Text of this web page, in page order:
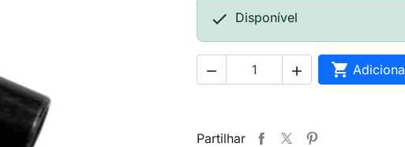
 Disponível
  
Partilhar